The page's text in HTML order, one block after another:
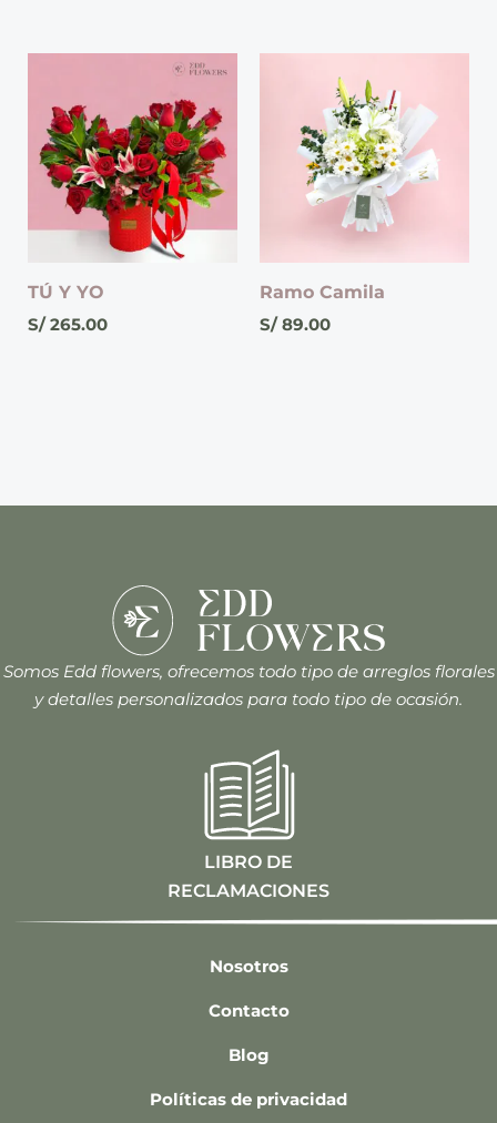
TÚ Y YO
S/ 265.00
Ramo Camila
S/ 89.00
Somos Edd flowers, ofrecemos todo tipo de arreglos florales
y detalles personalizados para todo tipo de ocasión.
LIBRO DE
RECLAMACIONES
Nosotros
Contacto
Blog
Políticas de privacidad